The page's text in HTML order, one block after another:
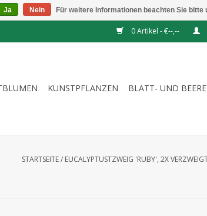
0 Artikel - €--,--
KUNSTPFLANZEN BLATT- UND
STARTSEITE/ EUCALYPTUSTZWEIG 'RUBY', 2X
Ja Nein Für weitere Informationen beachten Sie